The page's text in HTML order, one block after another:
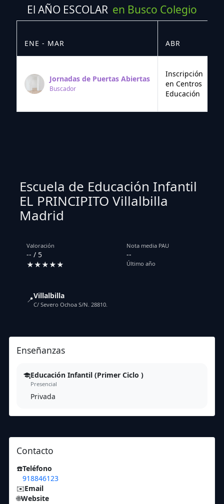
El AÑO ESCOLAR en Busco Colegio
ENE - MAR ABR
Jornadas de Puertas Abiertas
Buscador
Inscripción
en Centros
Educación
Escuela de Educación Infantil
EL PRINCIPITO Villalbilla
Madrid
Valoración
-- / 5
★★★★★
Nota media PAU
--
Último año
📍Villalbilla
C/ Severo Ochoa S/N. 28810.
Enseñanzas
Educación Infantil (Primer Ciclo )
Presencial
Privada
Contacto
☎️Teléfono
918846123
✉️Email
🌐Website